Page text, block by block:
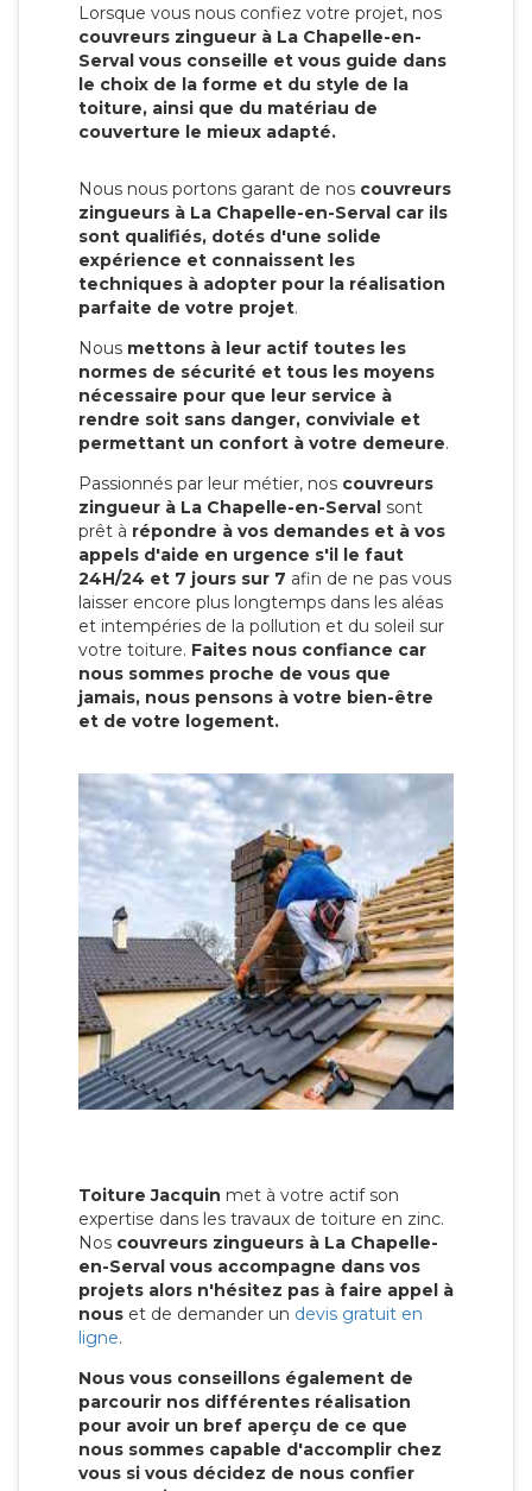
Lorsque vous nous confiez votre projet, nos
couvreurs zingueur à La Chapelle-en-
Serval vous conseille et vous guide dans
le choix de la forme et du style de la
toiture, ainsi que du matériau de
couverture le mieux adapté.
Nous nous portons garant de nos couvreurs
zingueurs à La Chapelle-en-Serval car ils
sont qualifiés, dotés d'une solide
expérience et connaissent les
techniques à adopter pour la réalisation
parfaite de votre projet.
Nous mettons à leur actif toutes les
normes de sécurité et tous les moyens
nécessaire pour que leur service à
rendre soit sans danger, conviviale et
permettant un confort à votre demeure.
Passionnés par leur métier, nos couvreurs
zingueur à La Chapelle-en-Serval sont
prêt à répondre à vos demandes et à vos
appels d'aide en urgence s'il le faut
24H/24 et 7 jours sur 7 afin de ne pas vous
laisser encore plus longtemps dans les aléas
et intempéries de la pollution et du soleil sur
votre toiture. Faites nous confiance car
nous sommes proche de vous que
jamais, nous pensons à votre bien-être
et de votre logement.
Toiture Jacquin met à votre actif son
expertise dans les travaux de toiture en zinc.
Nos couvreurs zingueurs à La Chapelle-
en-Serval vous accompagne dans vos
projets alors n'hésitez pas à faire appel à
nous et de demander un devis gratuit en
ligne.
Nous vous conseillons également de
parcourir nos différentes réalisation
pour avoir un bref aperçu de ce que
nous sommes capable d'accomplir chez
vous si vous décidez de nous confier